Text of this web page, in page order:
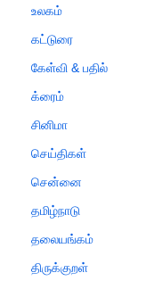
உலகம்
கட்டுரை
கேள்வி & பதில்
க்ரைம்
சினிமா
செய்திகள்
சென்னை
தமிழ்நாடு
தலையங்கம்
திருக்குறள்